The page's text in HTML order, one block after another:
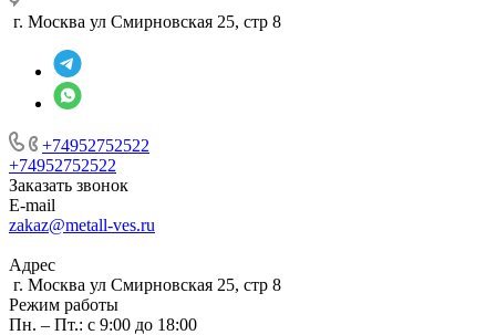
г. Москва ул Смирновская 25, стр 8
+74952752522
+74952752522
Заказать звонок
E-mail
zakaz@metall-ves.ru
Адрес
г. Москва ул Смирновская 25, стр 8
Режим работы
Пн. – Пт.: с 9:00 до 18:00